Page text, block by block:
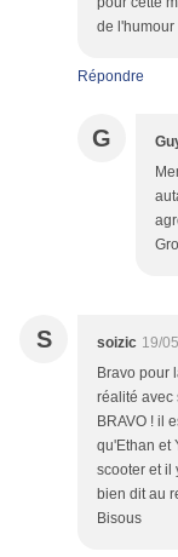
de l'humour
Répondre
G
S soizic 19/
Bravo pour
réalité avec
BRAVO ! il
qu'Ethan et
scooter et il
bien dit au
Bisous